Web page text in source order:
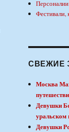
Персоналии
Фестивали,
СВЕЖИЕ
Москва
Девушки
Девушки